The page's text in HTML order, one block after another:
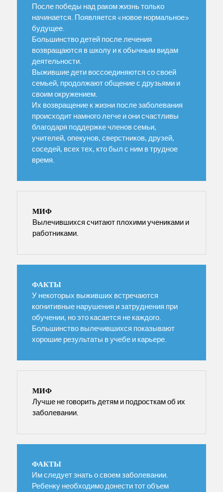
После победы над раком жизнь только
начинается. Появляется «новое нормальное»
будущее.
Большинство детей после лечения
возвращаются в школу и к обычным видам
деятельности.
Выжившие дети воссоединяются со своей
семьей, продолжают общение с друзьями и
своим окружением.
Их возвращение к жизни после заболевания
происходит намного легче и они счастливы
благодаря поддержке членов семьи,
учителей, опекунов, сверстников, друзей,
соседей, всех тех, кто был с ним в трудное
время.
МИФ
Вылечившихся считают плохими учениками и
работниками.
ФАКТЫ
У некоторых выживших встречаются
когнитивные нарушения и затруднения при
обучении, но это касается не каждого.
Большинство вылечившихся показывают
хорошие результаты в учебе и карьере.
МИФ
Лучше не говорить детям и подросткам об их
заболевании.
ФАКТЫ
Им следует знать о своем заболевании.
Ребенку необходимо донести тот объем